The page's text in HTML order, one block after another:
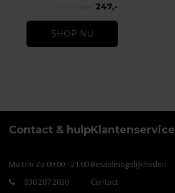
247,-
SHOP NU
Contact & hulp
Ma t/m Za 09:00 - 21:00
030 207 2030
Klantenservice
Betaalmogelijkheden
Contact